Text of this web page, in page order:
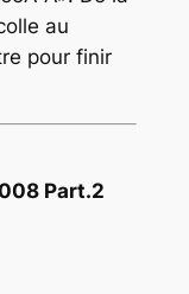
au
pour finir
Part.2